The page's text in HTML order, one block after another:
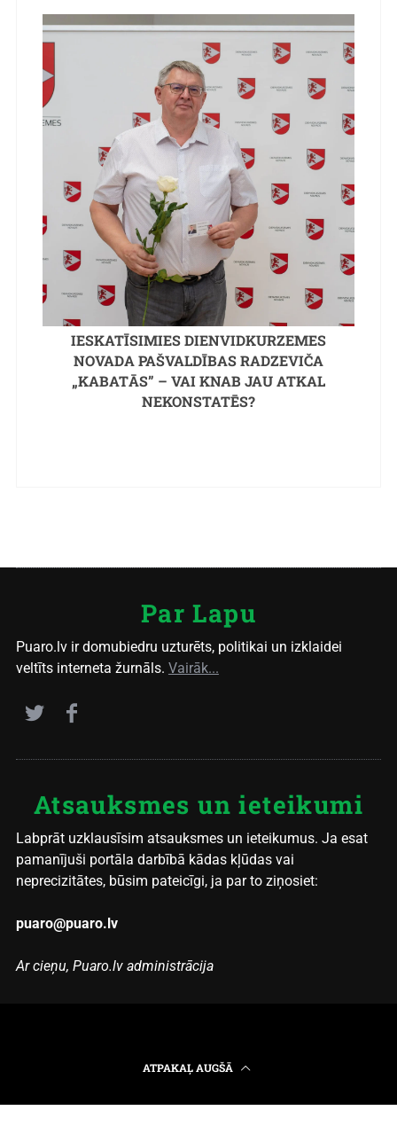
IESKATĪSIMIES DIENVIDKURZEMES
NOVADA PAŠVALDĪBAS RADZEVIČA
„KABATĀS” – VAI KNAB JAU ATKAL
NEKONSTATĒS?
Par Lapu
Puaro.lv ir domubiedru uzturēts, politikai un izklaidei
veltīts interneta žurnāls. Vairāk...
Atsauksmes un ieteikumi
Labprāt uzklausīsim atsauksmes un ieteikumus. Ja esat
pamanījuši portāla darbībā kādas kļūdas vai
neprecizitātes, būsim pateicīgi, ja par to ziņosiet:
puaro@puaro.lv
Ar cieņu, Puaro.lv administrācija
ATPAKAĻ AUGŠĀ